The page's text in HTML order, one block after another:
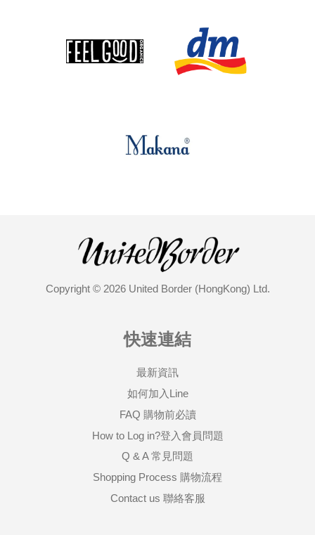
Copyright © 2026 United Border (HongKong) Ltd.
快速連結
最新資訊
如何加入Line
FAQ 購物前必讀
How to Log in?登入會員問題
Q & A 常見問題
Shopping Process 購物流程
Contact us 聯絡客服